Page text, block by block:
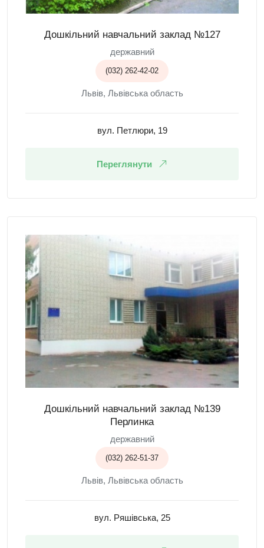
Дошкільний навчальний заклад №127
державний
(032) 262-42-02
Львів, Львівська область
вул. Петлюри, 19
Переглянути
Дошкільний навчальний заклад №139
Перлинка
державний
(032) 262-51-37
Львів, Львівська область
вул. Ряшівська, 25